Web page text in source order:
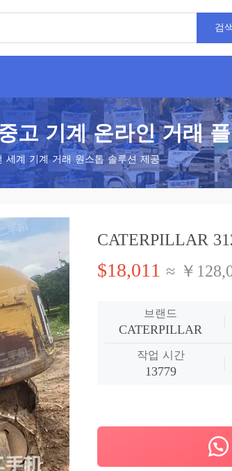
검
고 기계 온라인 거래
세계 기계 거래 원스톱 솔루션 제공
CATERPILLAR
$18,011 ≈ ￥
브랜드
CATERPILLAR
작업 시간
13779